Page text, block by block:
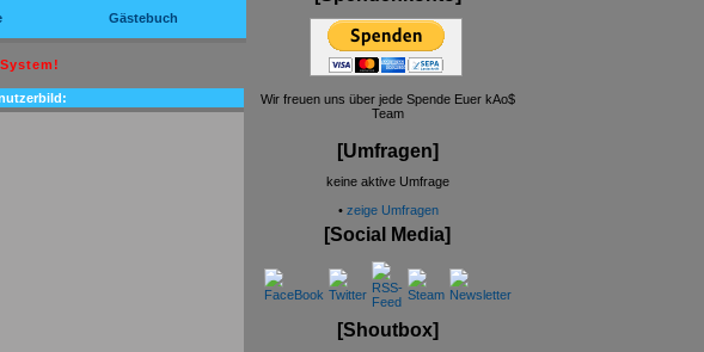
Gästebuch
Wir freuen uns über jede Spende Euer kAo$
Team
[Umfragen]
keine aktive Umfrage
• zeige Umfragen
[Social Media]
[Shoutbox]